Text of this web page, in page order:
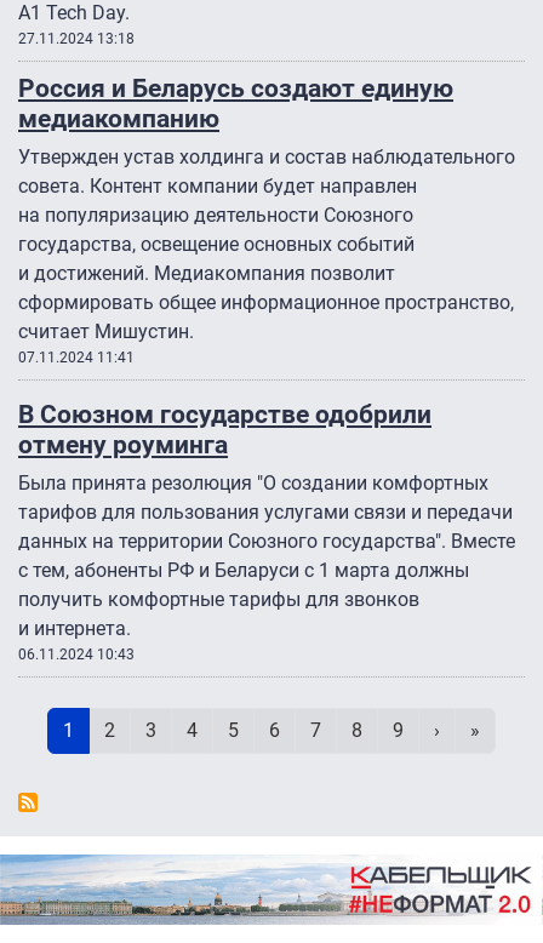
A1 Tech Day.
27.11.2024 13:18
Россия и Беларусь создают единую
медиакомпанию
Утвержден устав холдинга и состав наблюдательного
совета. Контент компании будет направлен
на популяризацию деятельности Союзного
государства, освещение основных событий
и достижений. Медиакомпания позволит
сформировать общее информационное пространство,
считает Мишустин.
07.11.2024 11:41
В Союзном государстве одобрили
отмену роуминга
Была принята резолюция "О создании комфортных
тарифов для пользования услугами связи и передачи
данных на территории Союзного государства". Вместе
с тем, абоненты РФ и Беларуси с 1 марта должны
получить комфортные тарифы для звонков
и интернета.
06.11.2024 10:43
Текущая страница
1 Page
2 Page
3 Page
4 Page
5 Page
6 Page
7 Page
8 Page
9 Следующая
› »